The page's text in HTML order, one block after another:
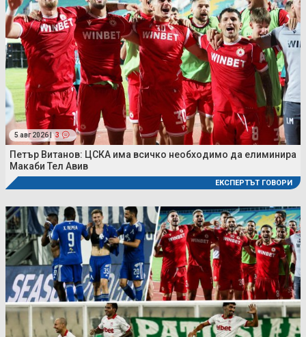
5 авг 2026 | 3
Петър Витанов: ЦСКА има всичко необходимо да елиминира
Макаби Тел Авив
ЕКСПЕРТЪТ ГОВОРИ